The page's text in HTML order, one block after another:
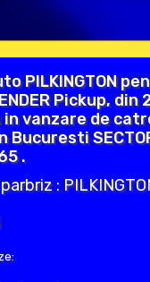
PILKINGTON
Pickup, din
in vanzare de
Bucuresti
.
: